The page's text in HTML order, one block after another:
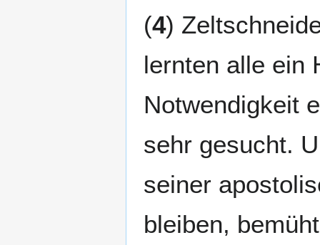
(4)
lernten alle ein
Notwendigkeit
sehr gesucht.
seiner
bleiben,